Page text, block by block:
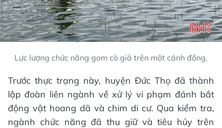
Lực lượng chức năng gom cò giả trên một cánh đồng.
Trước thực trạng này, huyện Đức Thọ đã thành
lập đoàn liên ngành về xử lý vi phạm đánh bắt
động vật hoang dã và chim di cư. Qua kiểm tra,
ngành chức năng đã thu giữ và tiêu hủy trên